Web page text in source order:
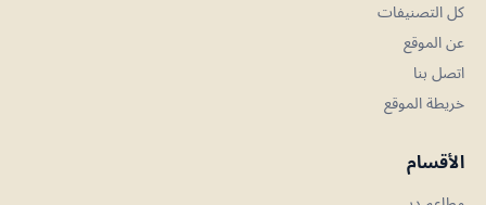
كل التصنيفات
عن الموقع
اتصل بنا
خريطة الموقع
الأقسام